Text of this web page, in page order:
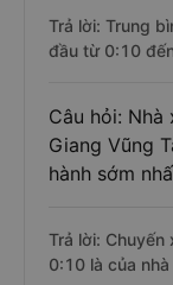
Trả lời: Trung
đầu từ 0:10
Câu hỏi:
Giang Vũng
hành sớm
Trả lời:
0:10 là của